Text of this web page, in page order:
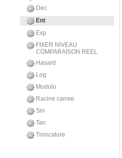
Dec
Ent
Exp
FIXER NIVEAU
COMPARAISON REEL
Hasard
Log
Modulo
Racine carree
Sin
Tan
Troncature